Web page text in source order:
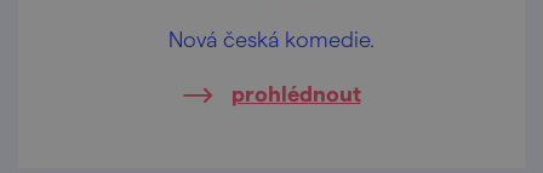
Nová česká komedie.
prohlédnout